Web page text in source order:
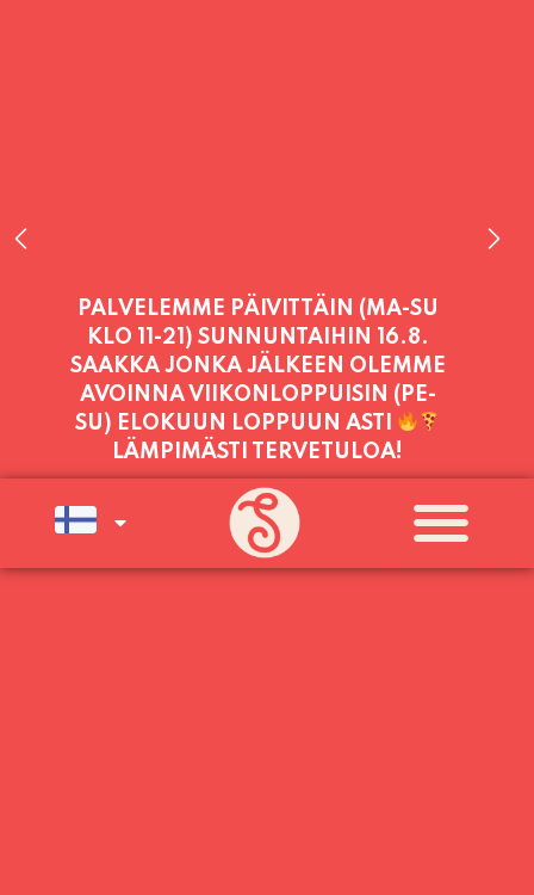
PALVELEMME TÄNÄÄN:
PERJANTAI11:00 - 21:00
PALVELEMME PÄIVITTÄIN (MA-SU
KLO 11-21) SUNNUNTAIHIN 16.8.
SAAKKA JONKA JÄLKEEN OLEMME
AVOINNA VIIKONLOPPUISIN (PE-
SU) ELOKUUN LOPPUUN ASTI
LÄMPIMÄSTI TERVETULOA!